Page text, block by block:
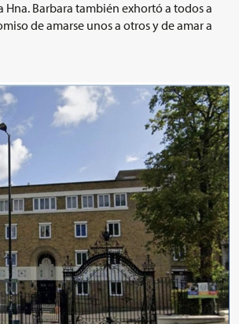
Hna. Barbara también exhortó a todos a
de amarse unos a otros y de amar a